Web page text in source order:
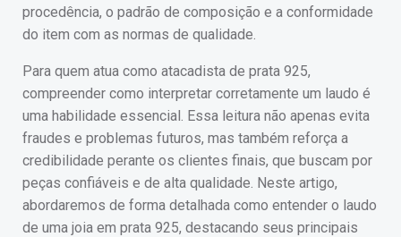
procedência, o padrão de composição e a conformidade
do item com as normas de qualidade.
Para quem atua como atacadista de prata 925,
compreender como interpretar corretamente um laudo é
uma habilidade essencial. Essa leitura não apenas evita
fraudes e problemas futuros, mas também reforça a
credibilidade perante os clientes finais, que buscam por
peças confiáveis e de alta qualidade. Neste artigo,
abordaremos de forma detalhada como entender o laudo
de uma joia em prata 925, destacando seus principais